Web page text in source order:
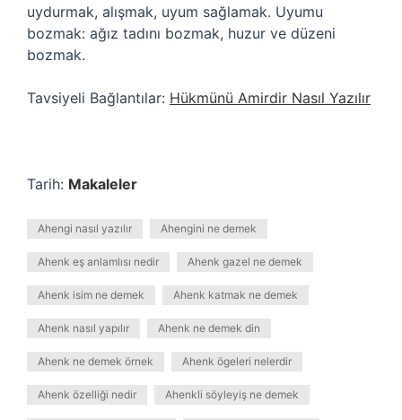
uydurmak, alışmak, uyum sağlamak. Uyumu
bozmak: ağız tadını bozmak, huzur ve düzeni
bozmak.
Tavsiyeli Bağlantılar: Hükmünü Amirdir Nasıl Yazılır
Tarih: Makaleler
Ahengi nasıl yazılır Ahengini ne demek
Ahenk eş anlamlısı nedir Ahenk gazel ne demek
Ahenk isim ne demek Ahenk katmak ne demek
Ahenk nasıl yapılır Ahenk ne demek din
Ahenk ne demek örnek Ahenk ögeleri nelerdir
Ahenk özelliği nedir Ahenkli söyleyiş ne demek